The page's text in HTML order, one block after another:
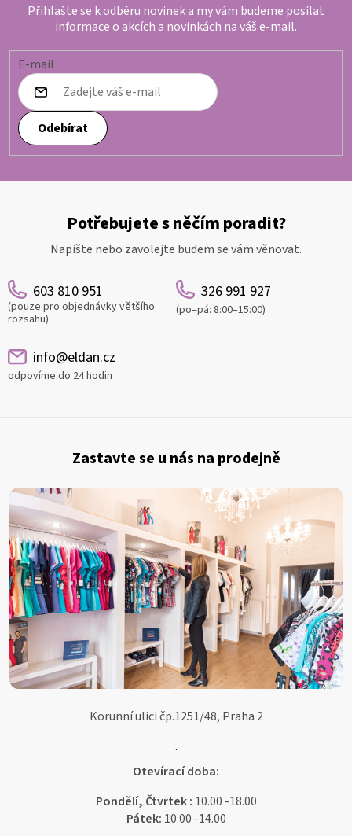
p
r
v
y
ý
i
u
Přihlašte se k odběru novinek a my vám budeme posílat
informace o akcích a novinkách na váš e-mail.
E-mail
Odebírat
Potřebujete s něčím poradit?
Napište nebo zavolejte budem se vám věnovat.
603 810 951
(pouze pro objednávky většího
rozsahu)
326 991 927
(po–pá: 8:00–15:00)
info@eldan.cz
odpovíme do 24 hodin
Zastavte se u nás na prodejně
Korunní ulici čp.1251/48, Praha 2
.
Otevírací doba:
Pondělí, Čtvrtek : 10.00 -18.00
Pátek: 10.00 -14.00